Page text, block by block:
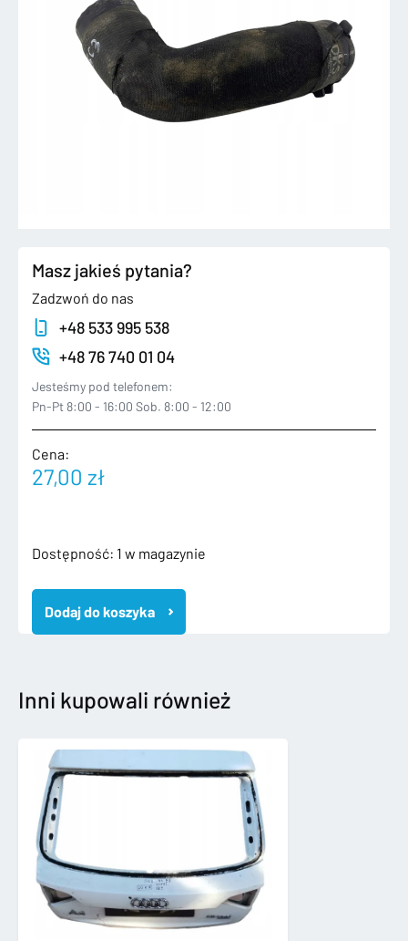
Masz jakieś pytania?
Zadzwoń do nas
+48 533 995 538
+48 76 740 01 04
Jesteśmy pod telefonem:
Pn-Pt 8:00 - 16:00 Sob. 8:00 - 12:00
Cena:
27,00 zł
Dostępność: 1 w magazynie
ilość
AUDI
Q5
8R
RURA
WĄŻ
Dodaj do koszyka
Inni kupowali również